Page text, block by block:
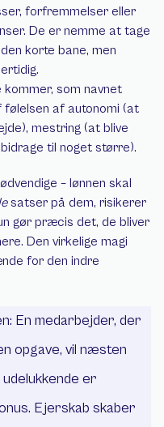
forfremmelser eller
De er nemme at tage
korte bane, men
kommer, som navnet
følelsen af autonomi (at
mestring (at blive
til noget større).
– lønnen skal
satser på dem, risikerer
gør præcis det, de bliver
Den virkelige magi
for den indre
En medarbejder, der
opgave, vil næsten
er
Ejerskab skaber